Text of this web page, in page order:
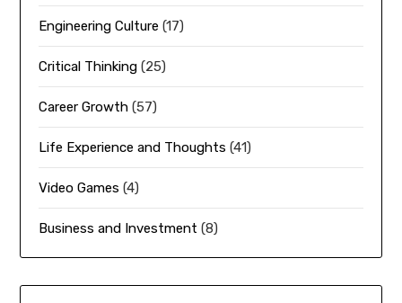
Engineering Culture (17)
Critical Thinking (25)
Career Growth (57)
Life Experience and Thoughts (41)
Video Games (4)
Business and Investment (8)